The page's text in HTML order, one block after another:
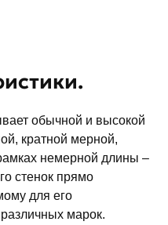
обычной и высокой
кратной мерной,
немерной длины –
стенок прямо
для его
марок.